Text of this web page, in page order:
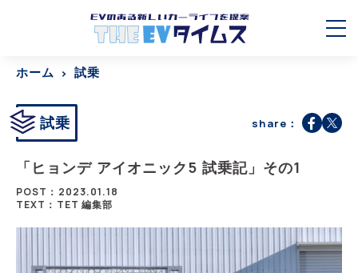
ホーム 試乗
試乗 share：
「ヒョンデ アイオニック5 試乗記」その1
POST：2023.01.18
TEXT：TET 編集部